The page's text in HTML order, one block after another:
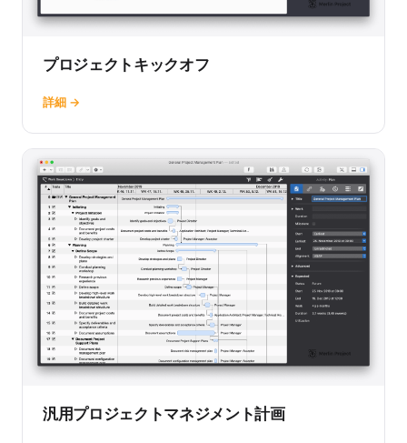
プロジェクトキックオフ
詳細 →
汎用プロジェクトマネジメント計画